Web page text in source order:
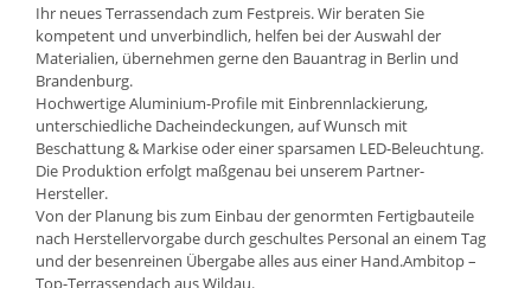
Ihr neues Terrassendach zum Festpreis. Wir beraten Sie
kompetent und unverbindlich, helfen bei der Auswahl der
Materialien, übernehmen gerne den Bauantrag in Berlin und
Brandenburg.
Hochwertige Aluminium-Profile mit Einbrennlackierung,
unterschiedliche Dacheindeckungen, auf Wunsch mit
Beschattung & Markise oder einer sparsamen LED-Beleuchtung.
Die Produktion erfolgt maßgenau bei unserem Partner-
Hersteller.
Von der Planung bis zum Einbau der genormten Fertigbauteile
nach Herstellervorgabe durch geschultes Personal an einem Tag
und der besenreinen Übergabe alles aus einer Hand.Ambitop –
Top-Terrassendach aus Wildau.